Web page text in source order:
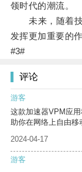
领时代的潮流。
未来，随着技
发挥更加重要的
#3#
评论
游客
这款加速器VPM应
助你在网络上自由移
2024-04-17
游客